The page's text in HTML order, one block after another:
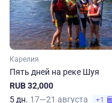
Карелия
Пять дней на реке Шуя
RUB 32,000
5 дн. 17—21 августа +1